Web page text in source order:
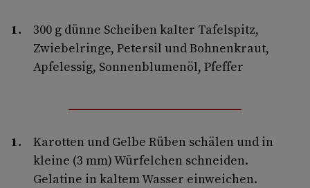
300 g dünne Scheiben kalter Tafelspitz,
Zwiebelringe, Petersil und Bohnenkraut,
Apfelessig, Sonnenblumenöl, Pfeffer
Karotten und Gelbe Rüben schälen und in
kleine (3 mm) Würfelchen schneiden.
Gelatine in kaltem Wasser einweichen.